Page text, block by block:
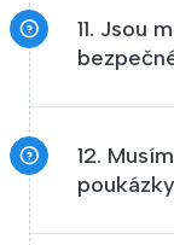
11. Jsou
12.